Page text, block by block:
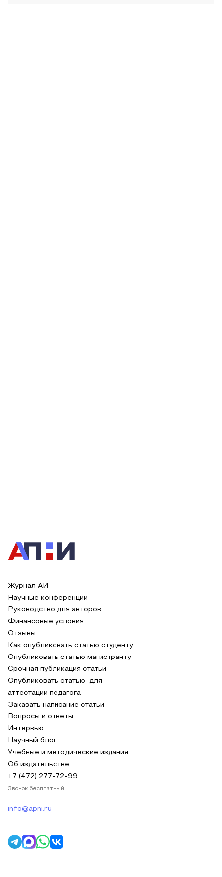
Журнал АИ
Научные конференции
Руководство для авторов
Финансовые условия
Отзывы
Как опубликовать статью студенту
Опубликовать статью магистранту
Срочная публикация статьи
Опубликовать статью для
аттестации педагога
Заказать написание статьи
Вопросы и ответы
Интервью
Научный блог
Учебные и методические издания
Об издательстве
+7 (472) 277-72-99
Звонок бесплатный
info@apni.ru